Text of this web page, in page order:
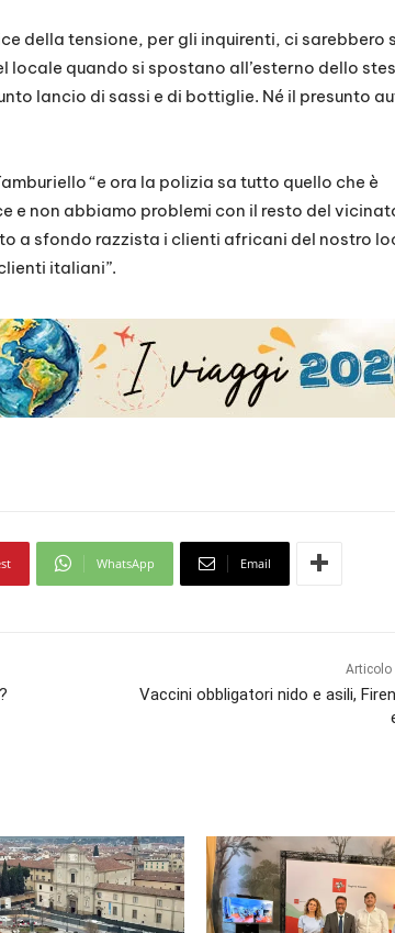
della tensione, per gli inquirenti, ci sarebbero
quando si spostano all’esterno dello
lancio di sassi e di bottiglie. Né il presunto
“e ora la polizia sa tutto quello che è
e non abbiamo problemi con il resto del
a sfondo razzista i clienti africani del nostro
italiani”.
WhatsApp Email
Articolo
Vaccini obbligatori nido e asili,